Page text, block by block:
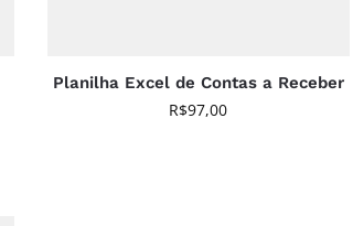
Planilha Excel de Contas a Receber
R$97,00